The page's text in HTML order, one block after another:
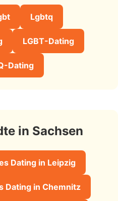
Lgbtq
LGBT-Dating
Dating
in Sachsen
Dating in Leipzig
Dating in Chemnitz